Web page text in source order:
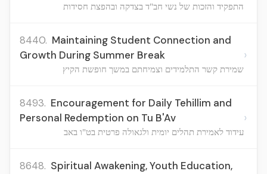
התפקיד והזכות של נשי חב"ד בצדקה ובהפצת חסידות
8440. Maintaining Student Connection and
Growth During Summer Break
שמירת קשר התלמידים וצמיחתם במשך חופשת הקיץ
›
8493. Encouragement for Daily Tehillim and
Personal Redemption on Tu B'Av
עידוד לאמירת תהלים יומית ולגאולה פרטית בט"ו באב
›
8648. Spiritual Awakening, Youth Education,